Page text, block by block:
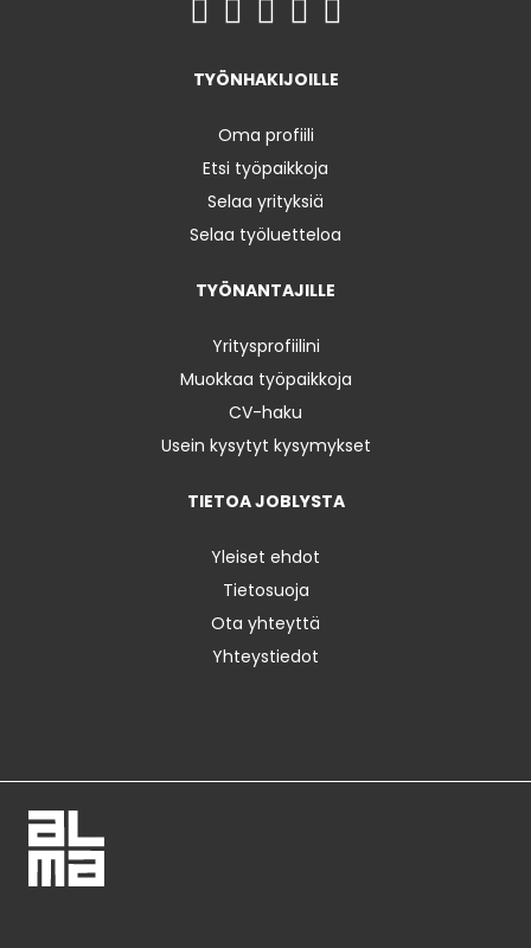
TYÖNHAKIJOILLE
Oma profiili
Etsi työpaikkoja
Selaa yrityksiä
Selaa työluetteloa
TYÖNANTAJILLE
Yritysprofiilini
Muokkaa työpaikkoja
CV-haku
Usein kysytyt kysymykset
TIETOA JOBLYSTA
Yleiset ehdot
Tietosuoja
Ota yhteyttä
Yhteystiedot